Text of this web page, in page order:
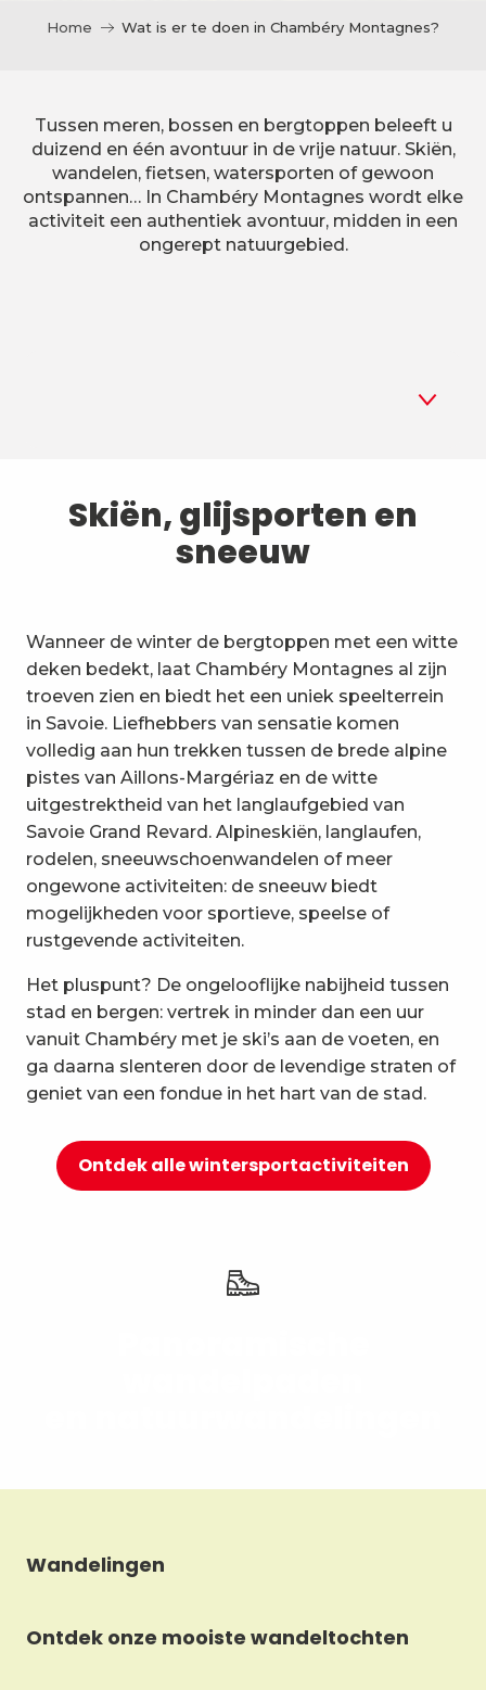
Home Wat is er te doen in Chambéry Montagnes?
Tussen meren, bossen en bergtoppen beleeft u
duizend en één avontuur in de vrije natuur. Skiën,
wandelen, fietsen, watersporten of gewoon
ontspannen… In Chambéry Montagnes wordt elke
activiteit een authentiek avontuur, midden in een
ongerept natuurgebied.
1 Skiën, glijsporten en sneeuw
Wandelpaden en wandelingen
4 Wielrennen
5 Mountainbiken in de Bauges
6
Andere activiteiten in de vrije
natuur
7
Bezienswaardigheden, cultuur
en erfgoed
8 Wijngaarden
9 Indooractiviteiten
10 Ontspanning en welzijn
Skiën, glijsporten en
sneeuw
Wanneer de winter de bergtoppen met een witte
deken bedekt, laat Chambéry Montagnes al zijn
troeven zien en biedt het een uniek speelterrein
in Savoie. Liefhebbers van sensatie komen
volledig aan hun trekken tussen de brede alpine
pistes van Aillons-Margériaz en de witte
uitgestrektheid van het langlaufgebied van
Savoie Grand Revard. Alpineskiën, langlaufen,
rodelen, sneeuwschoenwandelen of meer
ongewone activiteiten: de sneeuw biedt
mogelijkheden voor sportieve, speelse of
rustgevende activiteiten.
Het pluspunt? De ongelooflijke nabijheid tussen
stad en bergen: vertrek in minder dan een uur
vanuit Chambéry met je ski’s aan de voeten, en
ga daarna slenteren door de levendige straten of
geniet van een fondue in het hart van de stad.
Ontdek alle wintersportactiviteiten
Wandelingen
Ontdek onze mooiste wandeltochten